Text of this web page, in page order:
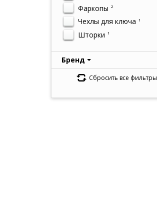
Фаркопы 2
Чехлы для ключа 1
Шторки 1
Бренд
Сбросить все фильтры